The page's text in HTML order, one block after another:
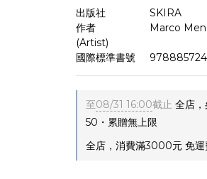
出版社　　　     SKIRA
作者　　　　     Marco
(Artist)
國際標準書號
至08/31 16:00截止 全店
50・累贈無上限
全店，消費滿3000元 免運